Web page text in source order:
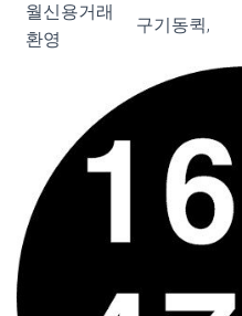
월신용거래
환영
구기동퀵,